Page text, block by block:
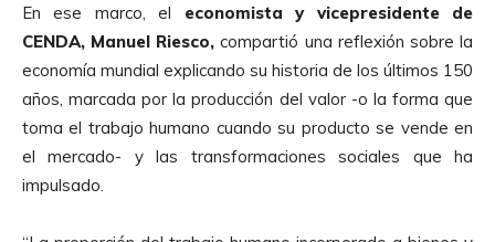
En ese marco, el economista y vicepresidente de
CENDA, Manuel Riesco, compartió una reflexión sobre la
economía mundial explicando su historia de los últimos 150
años, marcada por la producción del valor -o la forma que
toma el trabajo humano cuando su producto se vende en
el mercado- y las transformaciones sociales que ha
impulsado.